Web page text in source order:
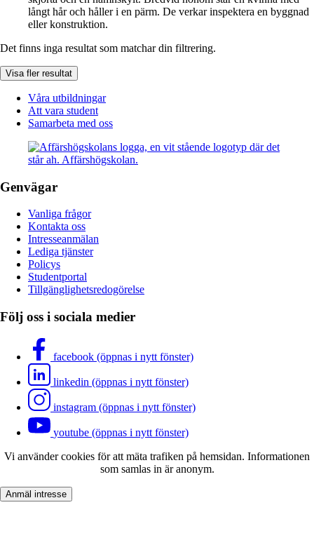
Det finns inga resultat som matchar din filtrering.
Visa fler resultat
Våra utbildningar
Att vara student
Samarbeta med oss
Genvägar
Vanliga frågor
Kontakta oss
Intresseanmälan
Lediga tjänster
Policys
Studentportal
Tillgänglighetsredogörelse
Följ oss i sociala medier
facebook (öppnas i nytt fönster)
linkedin (öppnas i nytt fönster)
instagram (öppnas i nytt fönster)
youtube (öppnas i nytt fönster)
Vi använder cookies för att mäta trafiken på hemsidan. Informationen
som samlas in är anonym.
Anmäl intresse